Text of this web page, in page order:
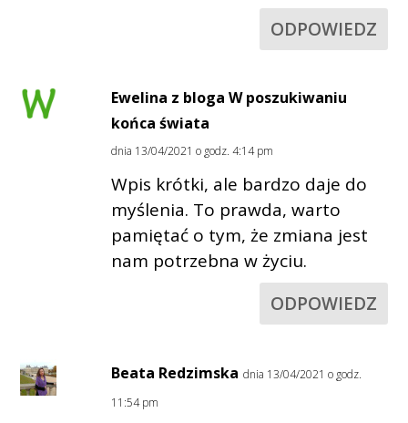
ODPOWIEDZ
Ewelina z bloga W poszukiwaniu
końca świata
dnia 13/04/2021 o godz. 4:14 pm
Wpis krótki, ale bardzo daje do
myślenia. To prawda, warto
pamiętać o tym, że zmiana jest
nam potrzebna w życiu.
ODPOWIEDZ
Beata Redzimska dnia 13/04/2021 o godz.
11:54 pm